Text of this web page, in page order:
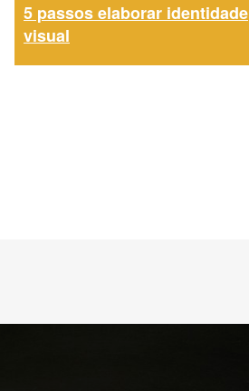
5 passos elaborar identidade
visual